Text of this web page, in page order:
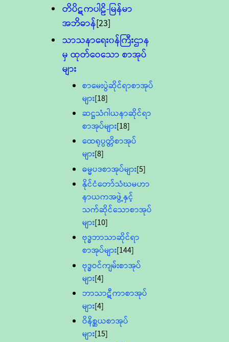
တိပိဋကပါဠိ-မြန်မာ
အဘိဓာန်[23]
သာသနာရေး၀န်ကြီးဌာန
မှ ထုတ်ဝေသော စာအုပ်
များ
စာမေးပွဲဆိုင်ရာစာအုပ်
များ[18]
ဆဋ္ဌသံဂါယနာဆိုင်ရာ
စာအုပ်များ[18]
ထေရုပ္ပတ္တိစာအုပ်
များ[8]
ဓမ္မပဒစာအုပ်များ[5]
နိုင်ငံတော်သံဃမဟာ
နာယကအဖွဲ့နှင့်
သက်ဆိုင်သောစာအုပ်
များ[10]
ဗုဒ္ဓဘာသာဆိုင်ရာ
စာအုပ်များ[144]
ဗုဒ္ဓဝင်ကျမ်းစာအုပ်
များ[4]
ဘာသာဋီကာစာအုပ်
များ[4]
ဝိနိစ္ဆယစာအုပ်
များ[15]